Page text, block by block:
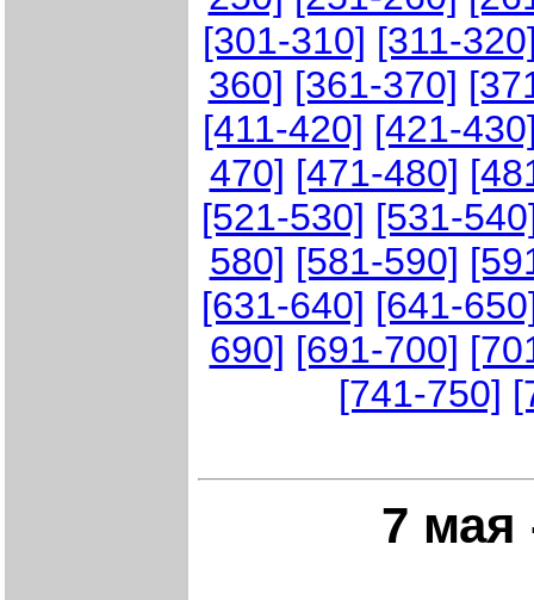
[301-310] [311-
360] [361-370]
[411-420] [421-
470] [471-480]
[521-530] [531-
580] [581-590]
[631-640] [641-
690] [691-700]
[741-750]
7